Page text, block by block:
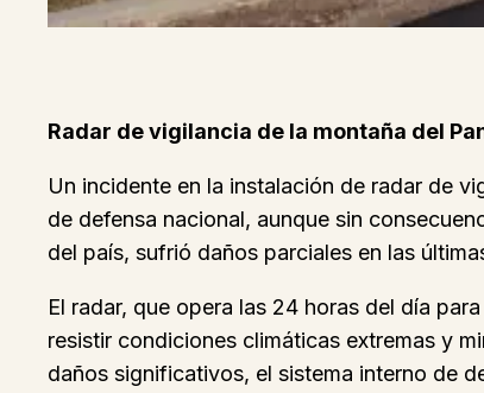
Radar de vigilancia de la montaña del
Un incidente en la instalación de radar de
de defensa nacional, aunque sin
del país, sufrió daños parciales en las
El radar, que opera las 24 horas del día
resistir condiciones climáticas extremas y
daños significativos, el sistema interno de